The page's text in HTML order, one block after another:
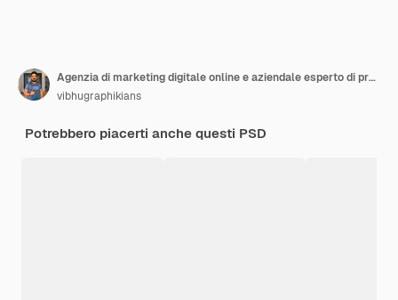
Agenzia di marketing digitale online e aziendale esperto di progettazione di modelli di social media
vibhugraphikians
Potrebbero piacerti anche questi PSD